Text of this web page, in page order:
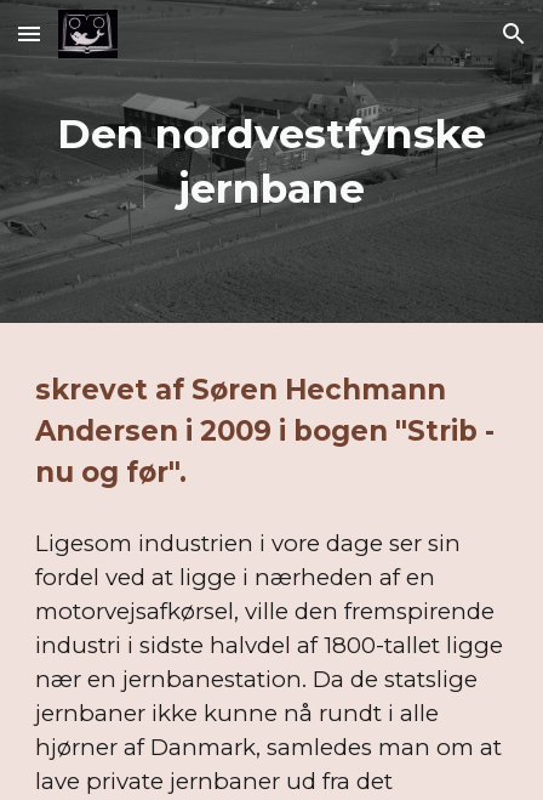
Skip to main content Skip to navigation
Den nordvestfynske
jernbane
skrevet af Søren Hechmann
Andersen i 2009 i bogen "Strib -
nu og før".
Ligesom industrien i vore dage ser sin
fordel ved at ligge i nærheden af en
motorvejsafkørsel, ville den fremspirende
industri i sidste halvdel af 1800-tallet ligge
nær en jernbanestation. Da de statslige
jernbaner ikke kunne nå rundt i alle
hjørner af Danmark, samledes man om at
lave private jernbaner ud fra det